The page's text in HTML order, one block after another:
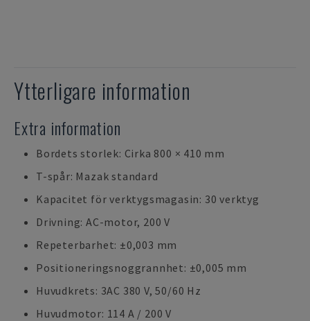
Ytterligare information
Extra information
Bordets storlek: Cirka 800 × 410 mm
T-spår: Mazak standard
Kapacitet för verktygsmagasin: 30 verktyg
Drivning: AC-motor, 200 V
Repeterbarhet: ±0,003 mm
Positioneringsnoggrannhet: ±0,005 mm
Huvudkrets: 3AC 380 V, 50/60 Hz
Huvudmotor: 114 A / 200 V